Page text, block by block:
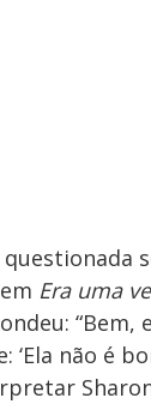
Era uma
“Bem,
‘Ela não é